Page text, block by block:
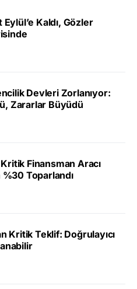
Kaldı, Gözler
Devleri Zorlanıyor:
Zararlar Büyüdü
Finansman Aracı
Toparlandı
Kritik Teklif: Doğrulayıcı